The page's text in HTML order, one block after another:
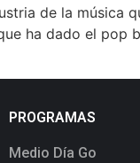
de la música
ha dado el pop
PROGRAMAS
Medio Día Go